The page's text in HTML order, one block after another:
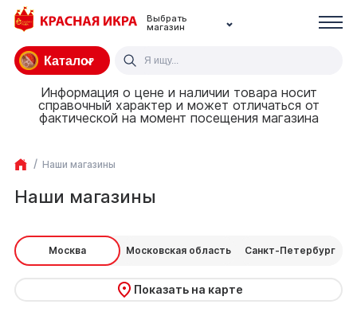
Выбрать
магазин
Каталог
Информация о цене и наличии товара носит
справочный характер и может отличаться от
фактической на момент посещения магазина
Наши магазины
Наши магазины
Москва Московская область Санкт-Петербург
Показать на карте